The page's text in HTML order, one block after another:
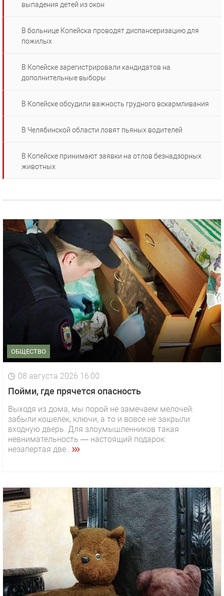
выпадения детей из окон
В больнице Копейска проводят диспансеризацию для
пожилых
В Копейске зарегистрировали кандидатов на
дополнительные выборы
В Копейске обсудили важность грудного вскармливания
В Челябинской области ловят пьяных водителей
В Копейске принимают заявки на отлов безнадзорных
животных
ОБЩЕСТВО
08 августа 2026 16:00
Пойми, где прячется опасность
Выходя из дома, мы порой не замечаем мелочей:
забыли кошелёк, ключи, а то и вовсе не закрыли
входную дверь. Для злоумышленников такая
невнимательность — настоящий подарок:
незапертая две...